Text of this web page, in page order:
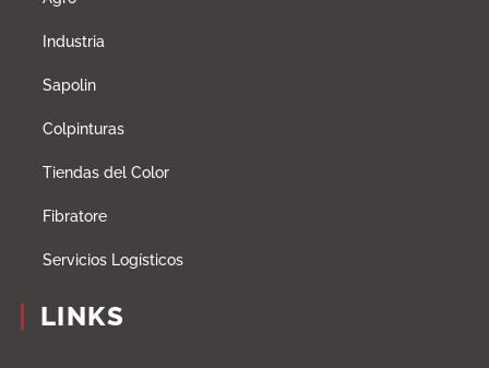
Industria
Sapolin
Colpinturas
Tiendas del Color
Fibratore
Servicios Logísticos
LINKS